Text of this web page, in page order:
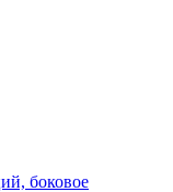
боковое